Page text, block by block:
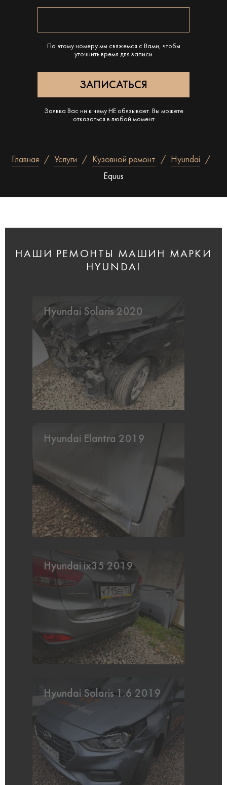
По этому номеру мы свяжемся с Вами, чтобы
уточнить время для записи
Заявка Вас ни к чему НЕ обязывает. Вы можете
отказаться в любой момент
Главная Услуги Кузовной ремонт
Hyundai
Equus
НАШИ РЕМОНТЫ МАШИН МАРКИ
HYUNDAI
Hyundai Solaris 2020
Hyundai Elantra 2019
Hyundai ix35 2019
Hyundai Solaris 1.6 2019